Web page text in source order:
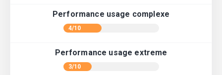
Performance usage complexe
4/10
Performance usage extreme
3/10